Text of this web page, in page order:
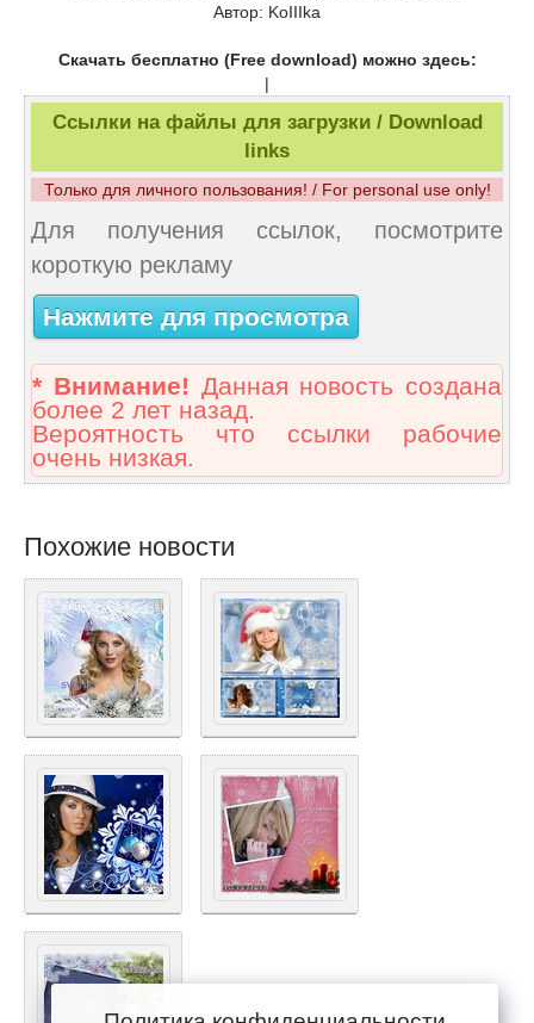
Автор: KoIIIka
Скачать бесплатно (Free download) можно здесь:
|
Ссылки на файлы для загрузки / Download
links
Только для личного пользования! / For personal use only!
Для получения ссылок, посмотрите
короткую рекламу
Нажмите для просмотра
* Внимание! Данная новость создана
более 2 лет назад.
Вероятность что ссылки рабочие
очень низкая.
Похожие новости